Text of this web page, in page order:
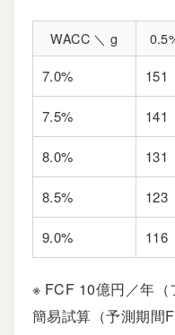
WACC ＼ g
7.0%
151
7.5% 141
8.0% 131
8.5% 123
9.0% 116
※ FCF 10億円／年
簡易試算（予測期間